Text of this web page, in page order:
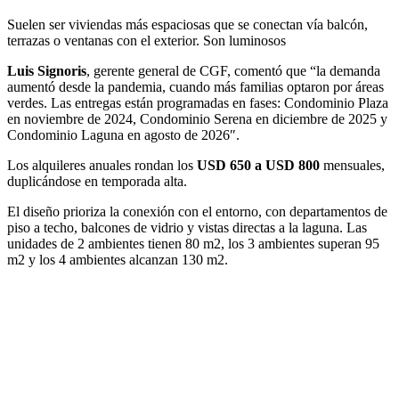
Suelen ser viviendas más espaciosas que se conectan vía balcón,
terrazas o ventanas con el exterior. Son luminosos
Luis Signoris, gerente general de CGF, comentó que “la demanda
aumentó desde la pandemia, cuando más familias optaron por áreas
verdes. Las entregas están programadas en fases: Condominio Plaza
en noviembre de 2024, Condominio Serena en diciembre de 2025 y
Condominio Laguna en agosto de 2026″.
Los alquileres anuales rondan los USD 650 a USD 800 mensuales,
duplicándose en temporada alta.
El diseño prioriza la conexión con el entorno, con departamentos de
piso a techo, balcones de vidrio y vistas directas a la laguna. Las
unidades de 2 ambientes tienen 80 m2, los 3 ambientes superan 95
m2 y los 4 ambientes alcanzan 130 m2.